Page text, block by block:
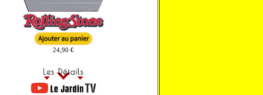
24,90 €